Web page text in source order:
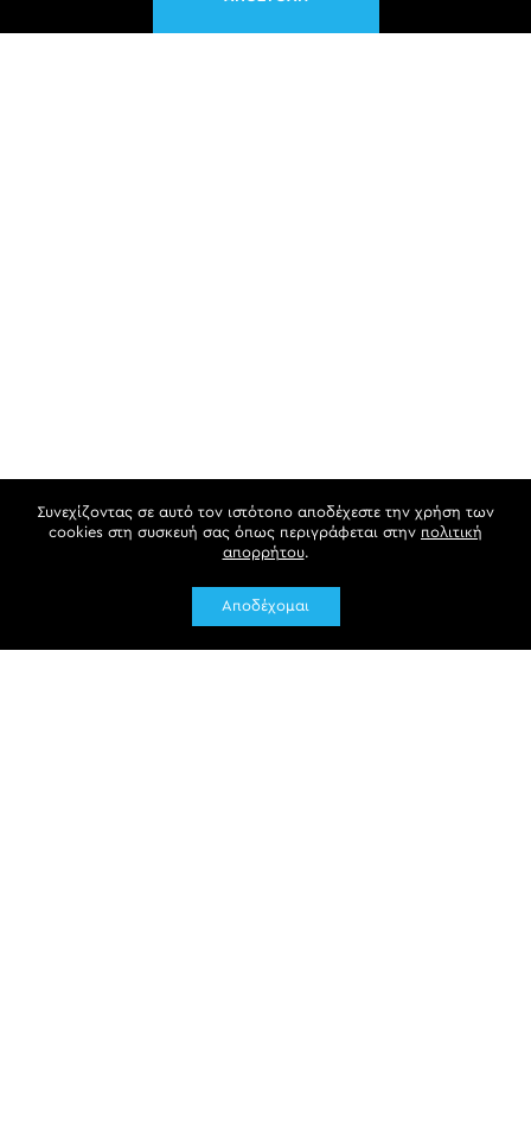
Συνεχίζοντας σε αυτό τον ιστότοπο αποδέχεστε την χρήση των
cookies στη συσκευή σας όπως περιγράφεται στην πολιτική
απορρήτου.
Αποδέχομαι